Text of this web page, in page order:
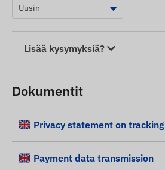
Lisää kysymyksiä?
Dokumentit
Privacy statement on tracking
Payment data transmission